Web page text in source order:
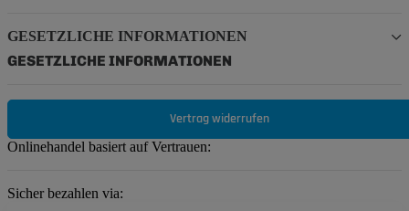
GESETZLICHE INFORMATIONEN
GESETZLICHE INFORMATIONEN
Vertrag widerrufen
Onlinehandel basiert auf Vertrauen:
Sicher bezahlen via: